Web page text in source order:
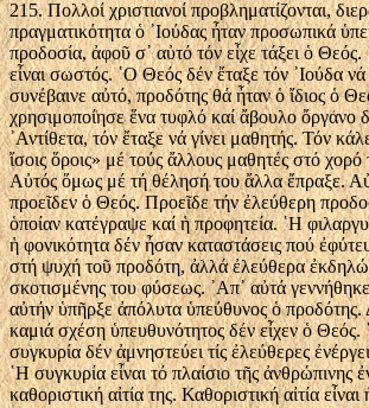
215. Πολλοί χριστιανοί προβληματίζονται,
πραγματικότητα ὁ ᾿Ιούδας ἦταν προσωπικά
προδοσία, ἀφοῦ σ᾿ αὐτό τόν εἶχε τάξει ὁ
εἶναι σωστός. ῾Ο Θεός δέν ἔταξε τόν ᾿Ιούδα νά
συνέβαινε αὐτό, προδότης θά ἦταν ὁ ἴδιος ὁ
χρησιμοποίησε ἕνα τυφλό καί ἄβουλο ὄργανο
᾿Αντίθετα, τόν ἔταξε νά γίνει μαθητής. Τόν
ἴσοις ὅροις» μέ τούς ἄλλους μαθητές στό
Αὐτός ὅμως μέ τή θέλησή του ἄλλα ἔπραξε.
προεῖδεν ὁ Θεός. Προεῖδε τήν ἐλεύθερη
ὁποίαν κατέγραψε καί ἡ προφητεία. ῾Η
ἡ φονικότητα δέν ἦσαν καταστάσεις πού
στή ψυχή τοῦ προδότη, ἀλλά ἐλεύθερα
σκοτισμένης του φύσεως. ᾿Απ᾿ αὐτά
αὐτήν ὑπῆρξε ἀπόλυτα ὑπεύθυνος ὁ προδότης.
καμιά σχέση ὑπευθυνότητος δέν εἶχεν ὁ Θεός.
συγκυρία δέν ἀμνηστεύει τίς ἐλεύθερες
῾Η συγκυρία εἶναι τό πλαίσιο τῆς ἀνθρώπινης
καθοριστική αἰτία της. Καθοριστική αἰτία